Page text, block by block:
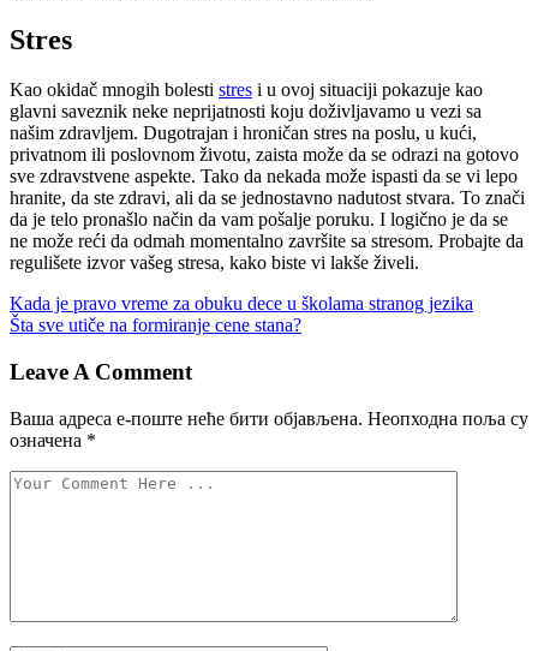
Stres
Kao okidač mnogih bolesti stres i u ovoj situaciji pokazuje kao
glavni saveznik neke neprijatnosti koju doživljavamo u vezi sa
našim zdravljem. Dugotrajan i hroničan stres na poslu, u kući,
privatnom ili poslovnom životu, zaista može da se odrazi na gotovo
sve zdravstvene aspekte. Tako da nekada može ispasti da se vi lepo
hranite, da ste zdravi, ali da se jednostavno nadutost stvara. To znači
da je telo pronašlo način da vam pošalje poruku. I logično je da se
ne može reći da odmah momentalno završite sa stresom. Probajte da
regulišete izvor vašeg stresa, kako biste vi lakše živeli.
Управљање
објавама
Kada je pravo vreme za obuku dece u školama stranog jezika
Šta sve utiče na formiranje cene stana?
Leave A Comment
Ваша адреса е-поште неће бити објављена. Неопходна поља су
означена *